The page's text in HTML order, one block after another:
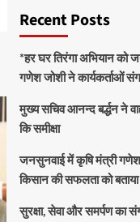
Recent Posts
*हर घर तिरंगा अभियान को
गणेश जोशी ने कार्यकर्ताओं
मुख्य सचिव आनन्द बर्द्धन ने
कि समीक्षा
जनसुनवाई में कृषि मंत्री गणेश
किसान की सफलता को
सुरक्षा, सेवा और समर्पण का